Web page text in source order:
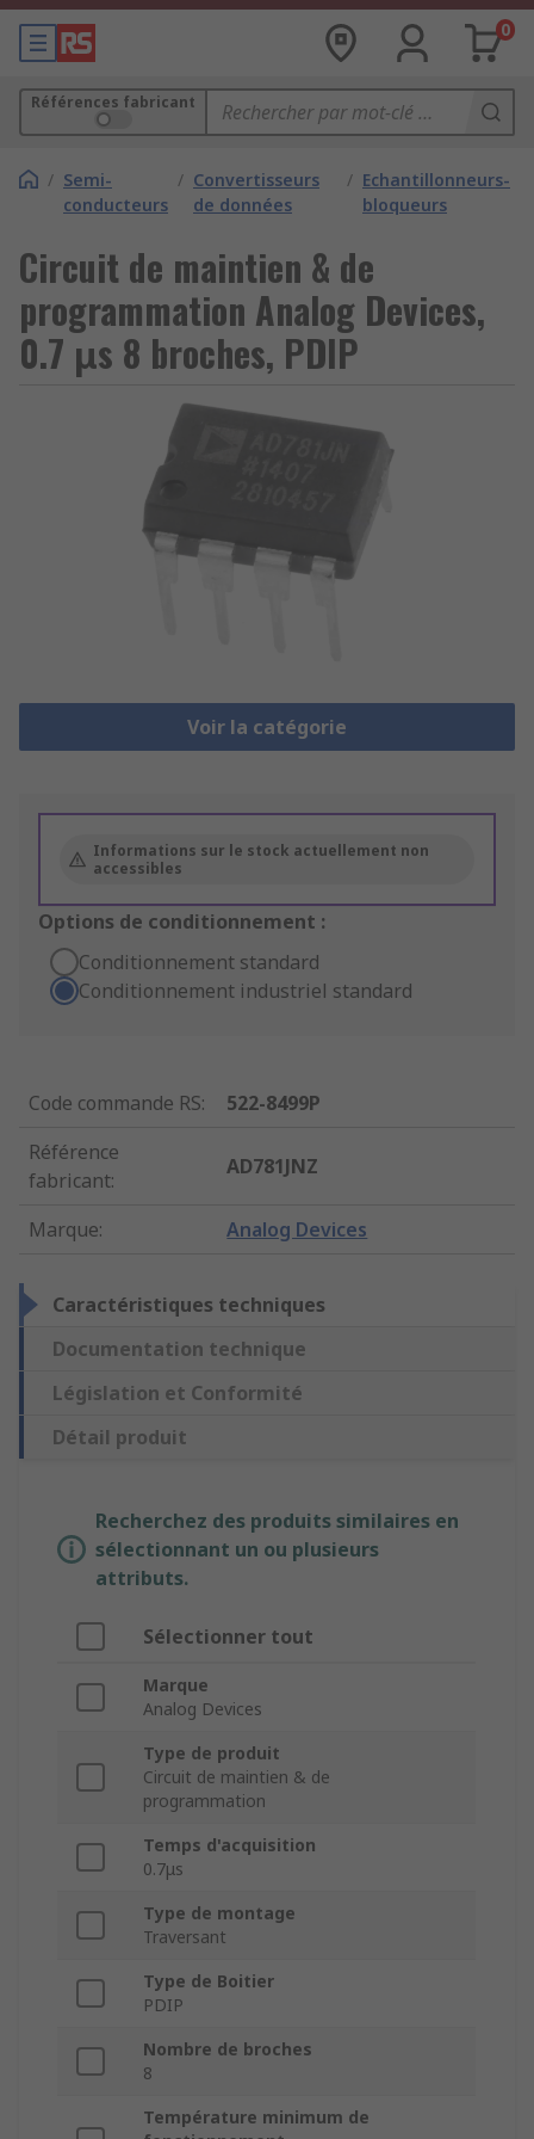
0
Références fabricant
/ Semi-
conducteurs
/ Convertisseurs
de données
/ Echantillonneurs-
bloqueurs
Circuit de maintien & de
programmation Analog Devices,
0.7 μs 8 broches, PDIP
Voir la catégorie
Informations sur le stock actuellement non
accessibles
Options de conditionnement :
Conditionnement standard
Conditionnement industriel standard
Code commande RS:
522-8499P
Référence
fabricant:
AD781JNZ
Marque: Analog Devices
Caractéristiques techniques
Documentation technique
Législation et Conformité
Détail produit
Recherchez des produits similaires en
sélectionnant un ou plusieurs
attributs.
Sélectionner tout
Marque
Analog Devices
Type de produit
Circuit de maintien & de
programmation
Temps d'acquisition
0.7μs
Type de montage
Traversant
Type de Boitier
PDIP
Nombre de broches
8
Température minimum de